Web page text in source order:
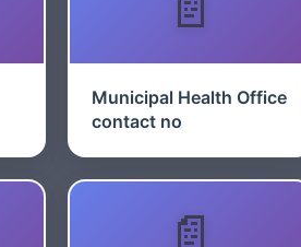
Municipal Health Office
contact no